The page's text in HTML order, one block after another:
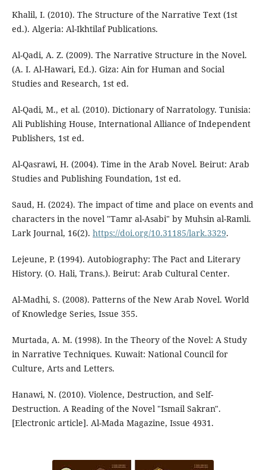
Khalil, I. (2010). The Structure of the Narrative Text (1st
ed.). Algeria: Al-Ikhtilaf Publications.
Al-Qadi, A. Z. (2009). The Narrative Structure in the Novel.
(A. I. Al-Hawari, Ed.). Giza: Ain for Human and Social
Studies and Research, 1st ed.
Al-Qadi, M., et al. (2010). Dictionary of Narratology. Tunisia:
Ali Publishing House, International Alliance of Independent
Publishers, 1st ed.
Al-Qasrawi, H. (2004). Time in the Arab Novel. Beirut: Arab
Studies and Publishing Foundation, 1st ed.
Saud, H. (2024). The impact of time and place on events and
characters in the novel "Tamr al-Asabi" by Muhsin al-Ramli.
Lark Journal, 16(2). https://doi.org/10.31185/lark.3329.
Lejeune, P. (1994). Autobiography: The Pact and Literary
History. (O. Hali, Trans.). Beirut: Arab Cultural Center.
Al-Madhi, S. (2008). Patterns of the New Arab Novel. World
of Knowledge Series, Issue 355.
Murtada, A. M. (1998). In the Theory of the Novel: A Study
in Narrative Techniques. Kuwait: National Council for
Culture, Arts and Letters.
Hanawi, N. (2010). Violence, Destruction, and Self-
Destruction. A Reading of the Novel "Ismail Sakran".
[Electronic article]. Al-Mada Magazine, Issue 4931.